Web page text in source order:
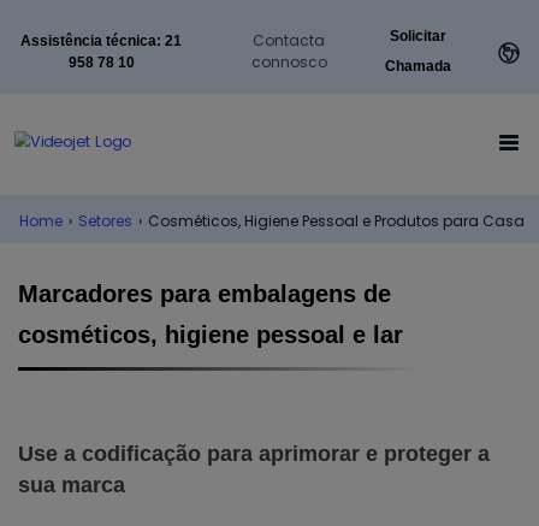
Assistência técnica: 21
958 78 10
Contacta
connosco
Solicitar
Chamada
Home › Setores › Cosméticos, Higiene Pessoal e Produtos para Casa
Marcadores para embalagens de
cosméticos, higiene pessoal e lar
Use a codificação para aprimorar e proteger a
sua marca